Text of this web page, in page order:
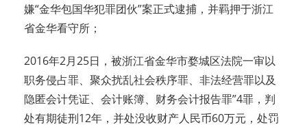
嫌“金华包国华犯罪团伙”案正式逮捕，并羁押于浙江
省金华看守所；
2016年2月25日，被浙江省金华市婺城区法院一审以
职务侵占罪、聚众扰乱社会秩序罪、非法经营罪以及
隐匿会计凭证、会计账簿、财务会计报告罪”4罪，判
处有期徒刑12年，并处没收财产人民币60万元，处罚